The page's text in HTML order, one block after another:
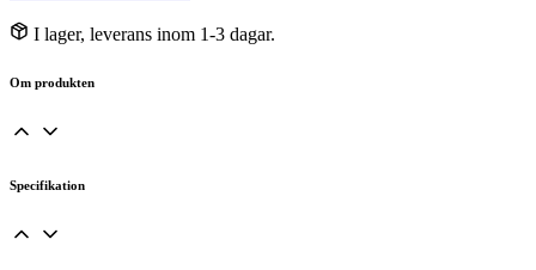
Kapslar
550mg
100
mängd
I lager, leverans inom 1-3 dagar.
Om produkten
Specifikation